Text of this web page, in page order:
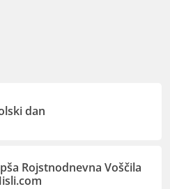
dan
Rojstnodnevna Voščila